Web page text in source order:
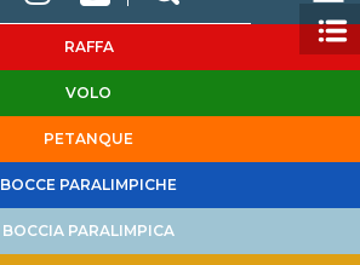
RAFFA
VOLO
PETANQUE
BOCCE PARALIMPICHE
BOCCIA PARALIMPICA